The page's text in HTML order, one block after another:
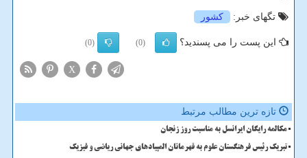
تگهای خبر:
كشور
این پست را می پسندید؟ (0)
(0)
X
تازه ترین مطالب مرتبط
مکالمه رایگان ایرانسل به مناسبت روز زنجان
تبریک رئیس فرهنگستان علوم به قهرمانان المپیادهای جهانی ریاضی و فیزیک